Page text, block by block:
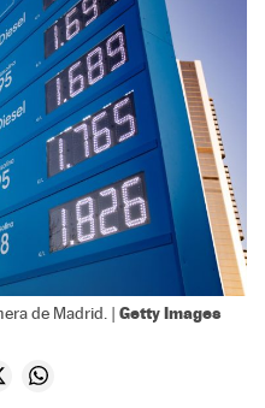
de Madrid. | Getty Images